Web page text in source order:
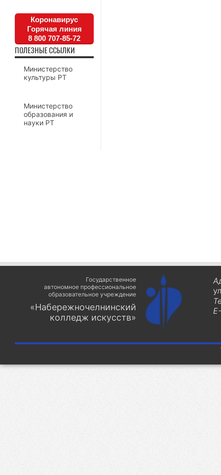
Коронавирус
Горячая линия
8 800 707-85-72
ПОЛЕЗНЫЕ ССЫЛКИ
Министерство
культуры РТ
Министерство
образования и
науки РТ
Государственное
автономное профессиональное
образовательное учреждение
«Набережночелнинский
колледж искусств»